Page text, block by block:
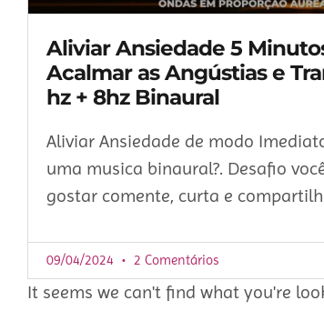
Aliviar Ansiedade 5
Acalmar as Angústias e
hz + 8hz Binaural
Aliviar Ansiedade de modo
uma musica binaural?. Desafio
gostar comente, curta e
09/04/2024 2 Comentários
It seems we can't find what you're